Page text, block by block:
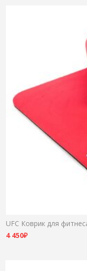
UFC Коврик для
4 450₽